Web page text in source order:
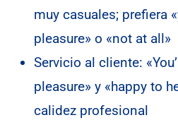
muy casuales; prefiera
pleasure» o «not at all»
Servicio al cliente:
pleasure» y «happy to
calidez profesional